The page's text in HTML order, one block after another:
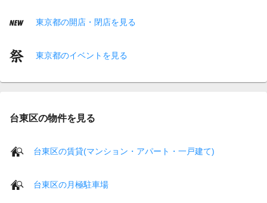
東京都の開店・閉店を見る
東京都のイベントを見る
台東区の物件を見る
台東区の賃貸(マンション・アパート・一戸建て)
台東区の月極駐車場